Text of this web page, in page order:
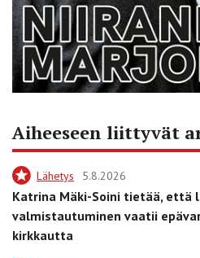
Aiheeseen liittyvät
Lähetys 5.8.2026
Katrina Mäki-Soini tietää, että
valmistautuminen vaatii
kirkkautta